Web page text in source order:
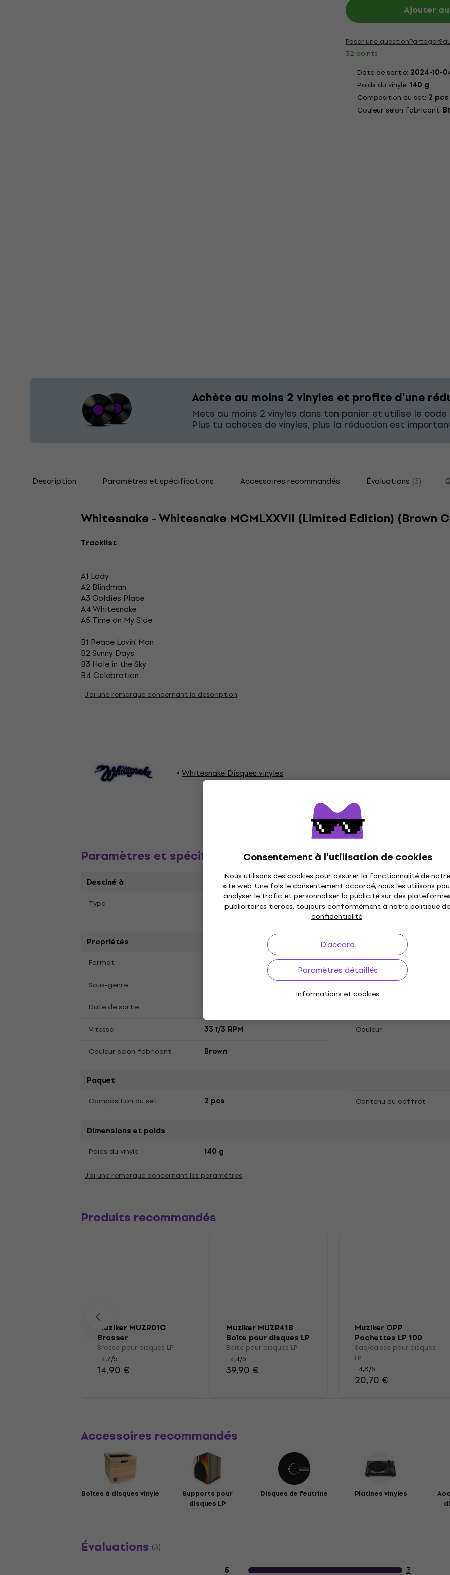
Consentement à l'utilisation de cookies
Nous utilisons des cookies pour assurer la fonctionnalité de notre
site web. Une fois le consentement accordé, nous les utilisons
analyser le trafic et personnaliser la publicité sur des
publicitaires tierces, toujours conformément à notre politique de
confidentialité.
D'accord
Paramètres détaillés
Informations et cookies
Ajouter
Poser une questionPartager
32 points
Date de sortie: 2024-10-
Poids du vinyle: 140 g
Composition du set: 2 pcs
Couleur selon fabricant:
Achète au moins 2 vinyles et profite d'une
Mets au moins 2 vinyles dans ton panier et utilise le
Plus tu achètes de vinyles, plus la réduction est
Description Paramètres et spécifications Accessoires recommandés Évaluations (3)
Whitesnake - Whitesnake MCMLXXVII (Limited Edition) (Brown
Tracklist
A1 Lady
A2 Blindman
A3 Goldies Place
A4 Whitesnake
A5 Time on My Side
B1 Peace Lovin' Man
B2 Sunny Days
B3 Hole in the Sky
B4 Celebration
J'ai une remarque concernant la description
Whitesnake Disques vinyles
Paramètres et spécifications
Destiné à
Type
Coloré, Édition limitée, LP
disque
Propriétés
Format Genre
Sous-genre Hard Rock
Date de sortie
Vitesse 33 1/3 RPM Couleur
Couleur selon fabricant
Brown
Paquet
Composition du set 2 pcs Contenu du coffret
Dimensions et poids
Poids du vinyle 140 g
J'ai une remarque concernant les paramètres
Produits recommandés
Muziker MUZR01C
Brosser
Brosse pour disques LP
4,7/5
14,90 €
Muziker MUZR41B
Boîte pour disques LP
Boîte pour disques LP
4,4/5
39,90 €
Muziker OPP
Pochettes LP 100
Sac/caisse pour disques
LP
4,8/5
20,70 €
Accessoires recommandés
Boîtes à disques vinyle
Supports pour
disques LP
Disques de feutrine Platines vinyles
Évaluations (3)
Avis des clients sur le produit
5 3